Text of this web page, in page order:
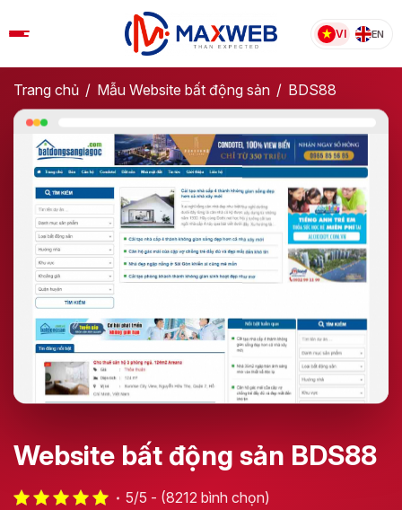
to
VI EN
Trang chủ / Mẫu Website bất động sản​ / BDS88
Website bất động sản BDS88
5/5 - (8212 bình chọn)